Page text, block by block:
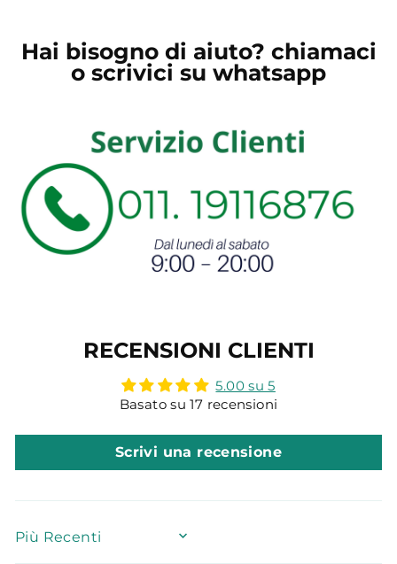
Hai bisogno di aiuto? chiamaci
o scrivici su whatsapp
RECENSIONI CLIENTI
5.00 su 5
Basato su 17 recensioni
Scrivi una recensione
SORT BY